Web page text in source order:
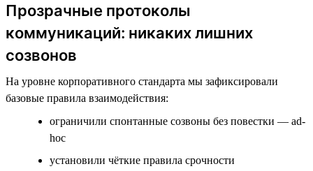
Прозрачные протоколы
коммуникаций: никаких лишних
созвонов
На уровне корпоративного стандарта мы зафиксировали
базовые правила взаимодействия:
ограничили спонтанные созвоны без повестки — ad-
hoc
установили чёткие правила срочности